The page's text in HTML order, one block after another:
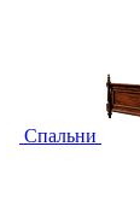
Спальни